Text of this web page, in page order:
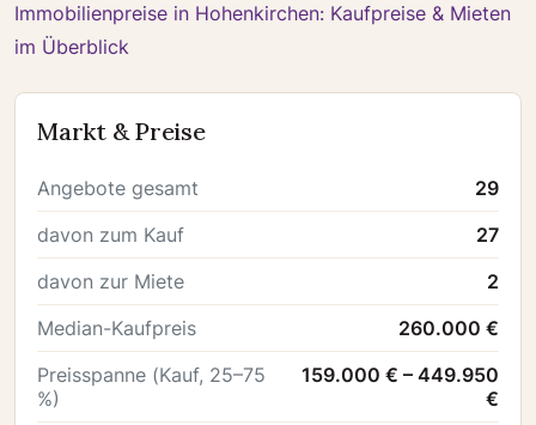
Immobilienpreise in Hohenkirchen: Kaufpreise & Mieten
im Überblick
Markt & Preise
Angebote gesamt
29
davon zum Kauf
27
davon zur Miete
2
Median-Kaufpreis
260.000 €
Preisspanne (Kauf, 25–75
%)
159.000 € – 449.950
€